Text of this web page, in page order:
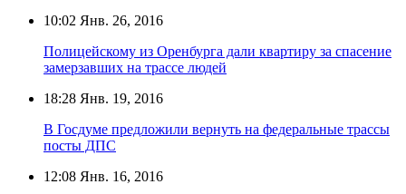
10:02 Янв. 26, 2016
Полицейскому из Оренбурга дали квартиру за спасение
замерзавших на трассе людей
18:28 Янв. 19, 2016
В Госдуме предложили вернуть на федеральные трассы
посты ДПС
12:08 Янв. 16, 2016